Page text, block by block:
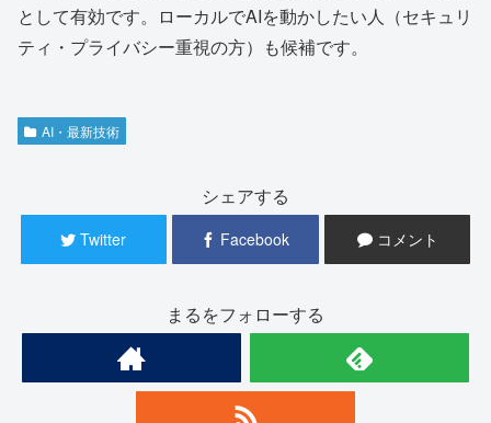
として有効です。ローカルでAIを動かしたい人（セキュリ
ティ・プライバシー重視の方）も候補です。
AI・最新技術
シェアする
Twitter Facebook コメント
まるをフォローする